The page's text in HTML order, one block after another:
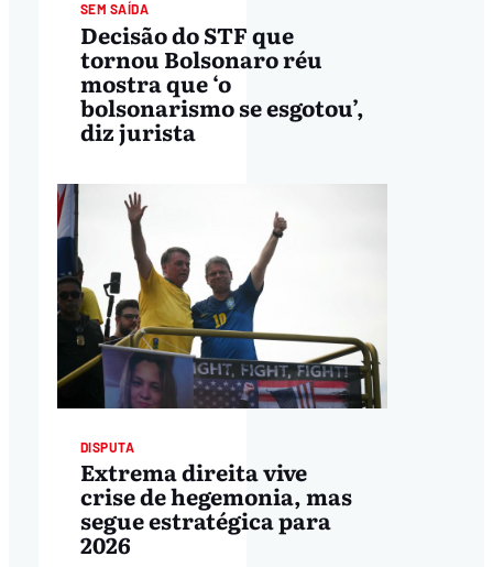
SEM SAÍDA
Decisão do STF que
tornou Bolsonaro réu
mostra que ‘o
bolsonarismo se esgotou’,
diz jurista
DISPUTA
Extrema direita vive
crise de hegemonia, mas
segue estratégica para
2026